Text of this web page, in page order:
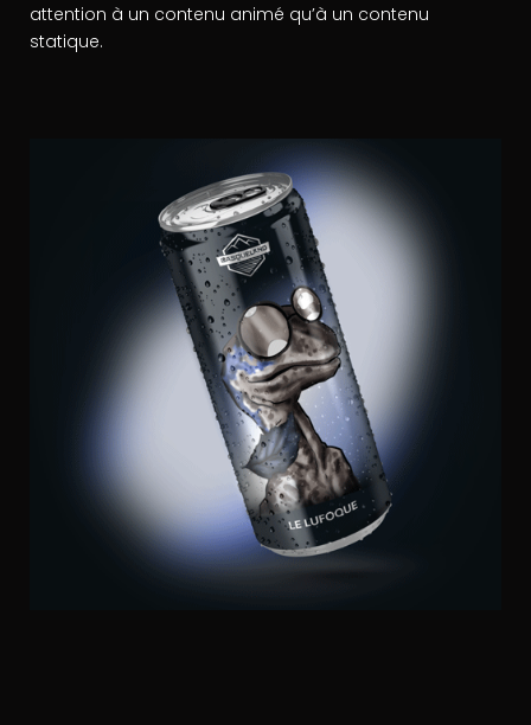
attention à un contenu animé qu’à un contenu
statique.